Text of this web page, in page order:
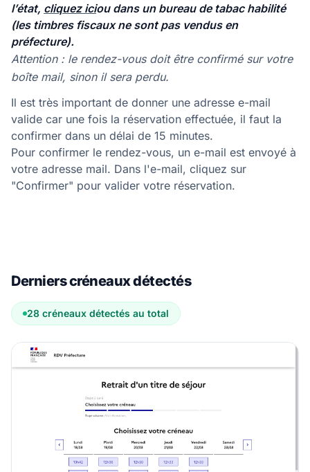
l’état, cliquez iciou dans un bureau de tabac habilité
(les timbres fiscaux ne sont pas vendus en
préfecture).
Attention : le rendez-vous doit être confirmé sur votre
boîte mail, sinon il sera perdu.
Il est très important de donner une adresse e-mail
valide car une fois la réservation effectuée, il faut la
confirmer dans un délai de 15 minutes.
Pour confirmer le rendez-vous, un e-mail est envoyé à
votre adresse mail. Dans l'e-mail, cliquez sur
"Confirmer" pour valider votre réservation.
Derniers créneaux détectés
28 créneaux détectés au total